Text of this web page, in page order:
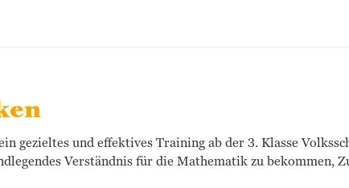
gezieltes und effektives Training ab der 3. Klasse
Verständnis für die Mathematik zu bekommen,